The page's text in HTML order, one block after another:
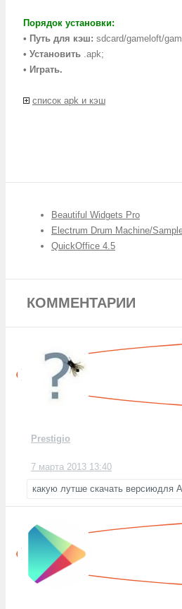
Порядок установки:
• Путь для кэш: sdcard/gameloft/
• Установить .apk;
• Играть.
список apk и кэш
Beautiful Widgets Pro
Electrum Drum Machine/
QuickOffice 4.5
КОММЕНТАРИИ
Prestigio
7 марта 2013 13:40
какую лутше скачать версиюдля